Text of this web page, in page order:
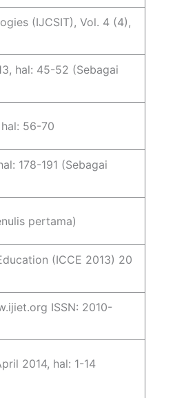
(IJCSIT), Vol. 4 (4),
hal: 45-52 (Sebagai
hal: 56-70
178-191 (Sebagai
pertama)
(ICCE 2013) 20
ISSN: 2010-
2014, hal: 1-14